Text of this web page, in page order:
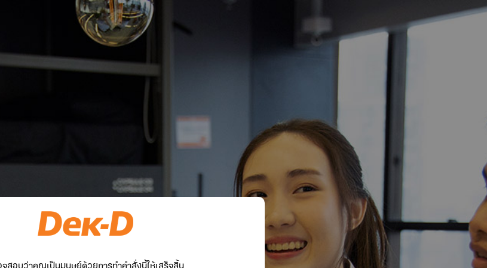
จสอบว่าคุณเป็นมนุษย์ด้วยการทำคำสั่งนี้ให้เสร็จสิ้น